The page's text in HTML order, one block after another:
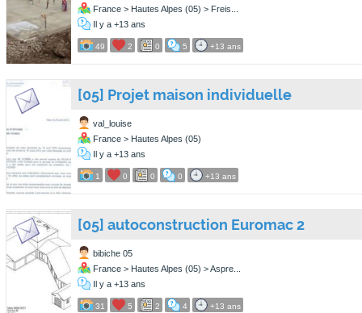
France > Hautes Alpes (05) > Freis...
Il y a +13 ans
49 2 0 5 +13 ans
[05] Projet maison individuelle
val_louise
France > Hautes Alpes (05)
Il y a +13 ans
1 0 0 0 +13 ans
[05] autoconstruction Euromac 2
bibiche 05
France > Hautes Alpes (05) > Aspre...
Il y a +13 ans
31 5 2 4 +13 ans